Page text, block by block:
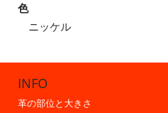
色
ニッケル
INFO
革の部位と大きさ